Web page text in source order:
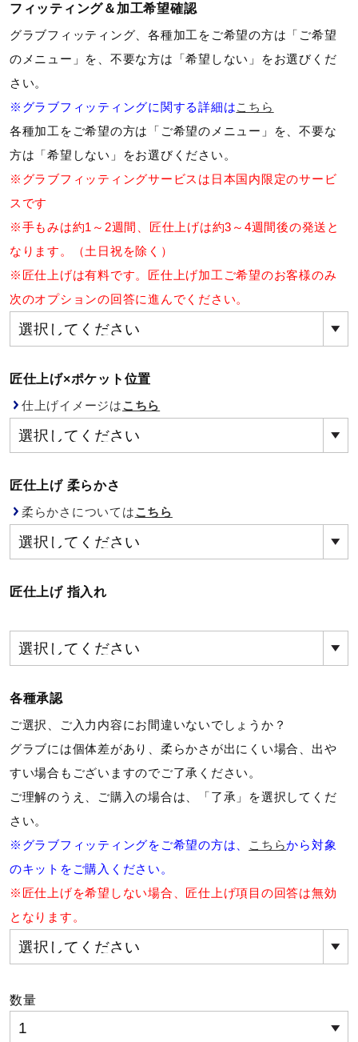
ライフスタイルグッズ
寝具／ミズノスリープ
アウトドア／レイン
サポーター
健康／エクササイズ
ジュニア／キッズ
メディカル
セール
その他
サポート
直営店一覧
取扱店一覧
フィッティング＆加工希望確認
グラブフィッティング、各種加工をご希望の方は「ご希望
のメニュー」を、不要な方は「希望しない」をお選びくだ
さい。
※グラブフィッティングに関する詳細はこちら
各種加工をご希望の方は「ご希望のメニュー」を、不要な
方は「希望しない」をお選びください。
※グラブフィッティングサービスは日本国内限定のサービ
スです
※手もみは約1～2週間、匠仕上げは約3～4週間後の発送と
なります。（土日祝を除く）
※匠仕上げは有料です。匠仕上げ加工ご希望のお客様のみ
次のオプションの回答に進んでください。
匠仕上げ×ポケット位置
仕上げイメージはこちら
匠仕上げ 柔らかさ
柔らかさについてはこちら
匠仕上げ 指入れ
各種承認
ご選択、ご入力内容にお間違いないでしょうか？
グラブには個体差があり、柔らかさが出にくい場合、出や
すい場合もございますのでご了承ください。
ご理解のうえ、ご購入の場合は、「了承」を選択してくだ
さい。
※グラブフィッティングをご希望の方は、
こちらから対象
のキットをご購入ください。
※匠仕上げを希望しない場合、匠仕上げ項目の回答は無効
となります。
数量